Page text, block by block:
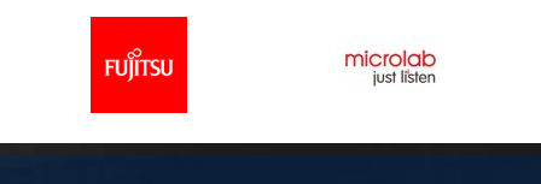
Видеоконференцсвязь
Видеонаблюдение